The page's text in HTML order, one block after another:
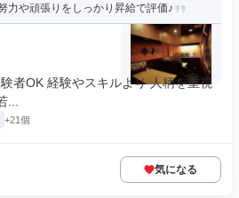
力や頑張りをしっかり昇給で評価♪
者OK 経験やスキルより 人柄を重視
+21個
気になる